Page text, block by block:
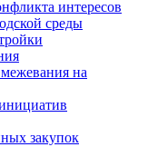
интересов
среды
на
закупок